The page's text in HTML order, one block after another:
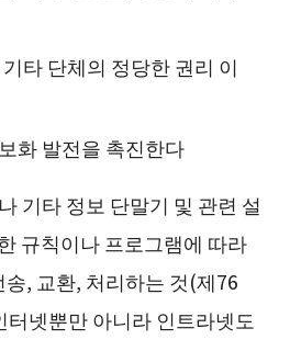
타 단체의 정당한 권리 이
화 발전을 촉진한다
기타 정보 단말기 및 관련 설
규칙이나 프로그램에 따라
, 교환, 처리하는 것(제76
터넷뿐만 아니라 인트라넷도